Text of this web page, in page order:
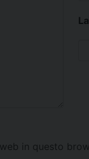
in questo